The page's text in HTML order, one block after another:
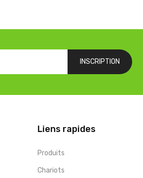
INSCRIPTION
Liens rapides
Produits
Chariots